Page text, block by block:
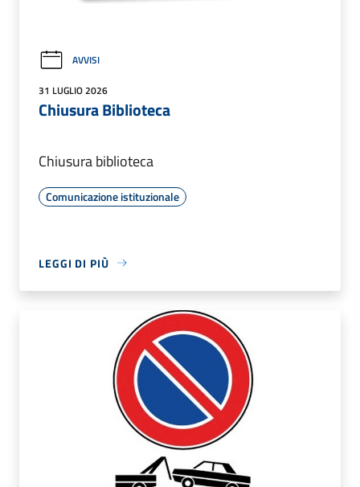
AVVISI
31 LUGLIO 2026
Chiusura Biblioteca
Chiusura biblioteca
Comunicazione istituzionale
LEGGI DI PIÙ